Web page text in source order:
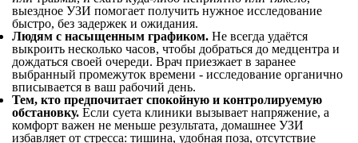
выездное УЗИ помогает получить нужное исследование
быстро, без задержек и ожидания.
Людям с насыщенным графиком. Не всегда удаётся
выкроить несколько часов, чтобы добраться до медцентра и
дождаться своей очереди. Врач приезжает в заранее
выбранный промежуток времени - исследование органично
вписывается в ваш рабочий день.
Тем, кто предпочитает спокойную и контролируемую
обстановку. Если суета клиники вызывает напряжение, а
комфорт важен не меньше результата, домашнее УЗИ
избавляет от стресса: тишина, удобная поза, отсутствие